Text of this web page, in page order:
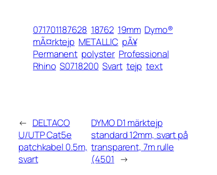
071701187628 18762 19mm Dymo®
mÃ¤rktejp METALLIC pÃ¥
Permanent polyster Professional
Rhino S0718200 Svart tejp text
← DELTACO
U/UTP Cat5e
patchkabel 0.5m,
svart
DYMO D1 märktejp
standard 12mm, svart på
transparent, 7m rulle
(4501 →